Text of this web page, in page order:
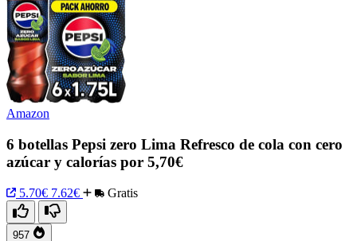
Amazon
6 botellas Pepsi zero Lima Refresco de cola con cero
azúcar y calorías por 5,70€
5.70€ 7.62€ Gratis
957